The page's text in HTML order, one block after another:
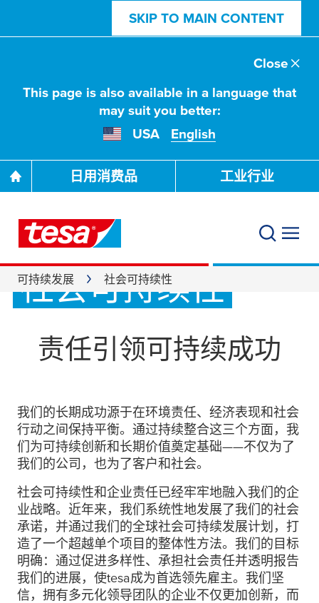
SKIP TO MAIN CONTENT
This page is also available in a language that
may suit you better:
USA
English
Close
日用消费品 工业行业
可持续发展 社会可持续性
社会可持续性
责任引领可持续成功
我们的长期成功源于在环境责任、经济表现和社会
行动之间保持平衡。通过持续整合这三个方面，我
们为可持续创新和长期价值奠定基础——不仅为了
我们的公司，也为了客户和社会。
社会可持续性和企业责任已经牢牢地融入我们的企
业战略。近年来，我们系统性地发展了我们的社会
承诺，并通过我们的全球社会可持续发展计划，打
造了一个超越单个项目的整体性方法。我们的目标
明确：通过促进多样性、承担社会责任并透明报告
我们的进展，使tesa成为首选领先雇主。我们坚
信，拥有多元化领导团队的企业不仅更加创新，而